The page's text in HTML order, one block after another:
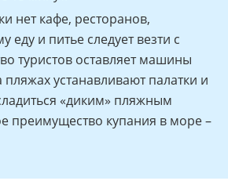
15 минут.
нет кафе, ресторанов,
еду и питье следует везти с
туристов оставляет машины
устанавливают палатки и
«диким» пляжным
преимущество купания в море –